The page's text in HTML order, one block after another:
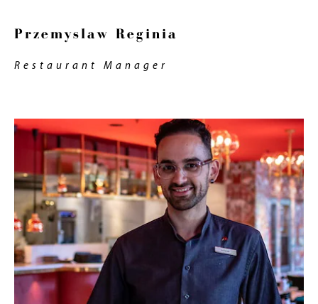
Przemyslaw Reginia
Restaurant Manager